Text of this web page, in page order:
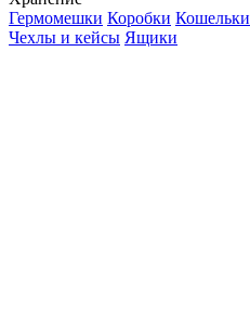
Гермомешки Коробки Кошельки
Чехлы и кейсы Ящики